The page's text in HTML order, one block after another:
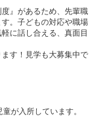
』があるため、先輩職
。子どもの対応や職場
に話し合える、真面目
す！見学も大募集中で
が入所しています。